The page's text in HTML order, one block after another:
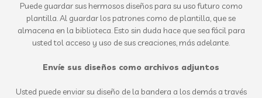
Puede guardar sus hermosos diseños para su uso futuro como
plantilla. Al guardar los patrones como de plantilla, que se
almacena en la biblioteca. Esto sin duda hace que sea fácil para
usted tol acceso y uso de sus creaciones, más adelante.
Envíe sus diseños como archivos adjuntos
Usted puede enviar su diseño de la bandera a los demás a través